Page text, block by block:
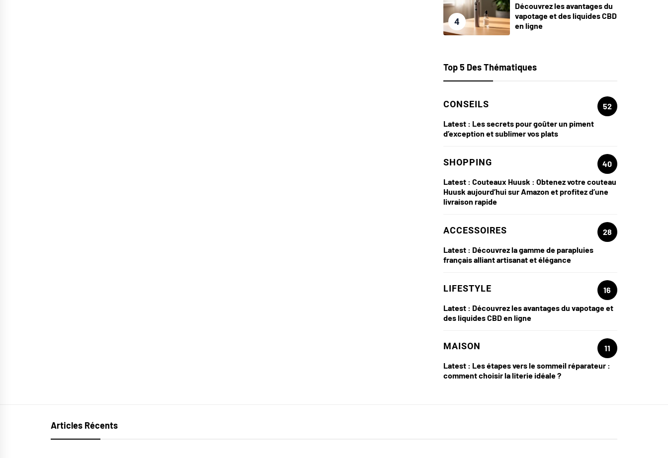
4
Découvrez les avantages du
vapotage et des liquides CBD
en ligne
Top 5 Des Thématiques
CONSEILS
52
Latest : Les secrets pour goûter un piment
d’exception et sublimer vos plats
SHOPPING
40
Latest : Couteaux Huusk : Obtenez votre couteau
Huusk aujourd’hui sur Amazon et profitez d’une
livraison rapide
ACCESSOIRES
28
Latest : Découvrez la gamme de parapluies
français alliant artisanat et élégance
LIFESTYLE
16
Latest : Découvrez les avantages du vapotage et
des liquides CBD en ligne
MAISON
11
Latest : Les étapes vers le sommeil réparateur :
comment choisir la literie idéale ?
Articles Récents